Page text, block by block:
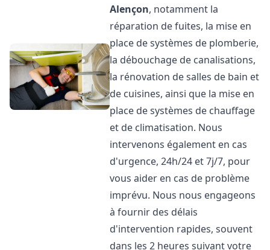
Alençon, notamment la
réparation de fuites, la mise en
place de systèmes de plomberie,
la débouchage de canalisations,
la rénovation de salles de bain et
de cuisines, ainsi que la mise en
place de systèmes de chauffage
et de climatisation. Nous
intervenons également en cas
d'urgence, 24h/24 et 7j/7, pour
vous aider en cas de problème
imprévu. Nous nous engageons
à fournir des délais
d'intervention rapides, souvent
dans les 2 heures suivant votre